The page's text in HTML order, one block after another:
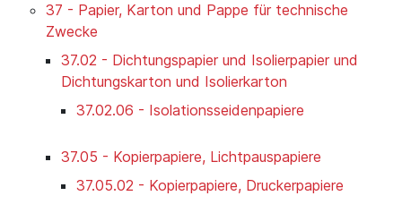
37 - Papier, Karton und Pappe für technische
Zwecke
37.02 - Dichtungspapier und Isolierpapier und
Dichtungskarton und Isolierkarton
37.02.06 - Isolationsseidenpapiere
37.05 - Kopierpapiere, Lichtpauspapiere
37.05.02 - Kopierpapiere, Druckerpapiere